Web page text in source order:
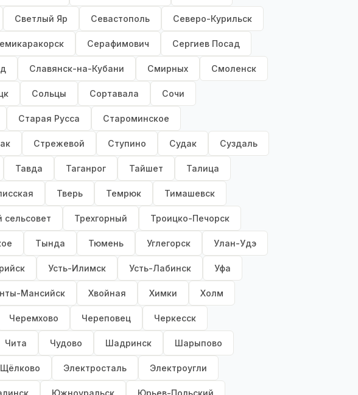
Светлый Яр Севастополь Северо-Курильск
Серафимович Сергиев Посад
Славянск-на-Кубани Смирных Смоленск
Сольцы Сортавала Сочи
Старая Русса Староминское
Стрежевой Ступино Судак Суздаль
Тавда Таганрог Тайшет Талица
Тверь Темрюк Тимашевск
сельсовет Трехгорный Троицко-Печорск
Тында Тюмень Углегорск Улан-Удэ
Усть-Илимск Усть-Лабинск Уфа
Мансийск Хвойная Химки Холм
Черемхово Череповец Черкесск
Чита Чудово Шадринск Шарыпово
Щёлково Электросталь Электроугли